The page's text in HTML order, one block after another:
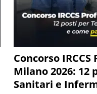
Concorso
Milano 2026: 12
Sanitari e